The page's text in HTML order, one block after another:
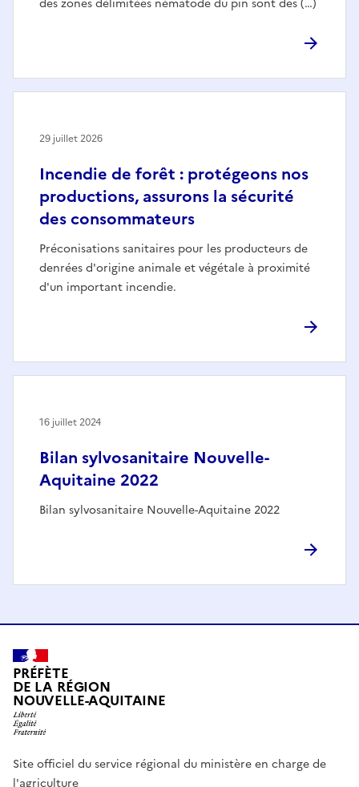
des zones délimitées nématode du pin sont des (…)
Incendie de forêt : protégeons nos
productions, assurons la sécurité
des consommateurs
Préconisations sanitaires pour les producteurs de
denrées d'origine animale et végétale à proximité
d'un important incendie.
29 juillet 2026
Bilan sylvosanitaire Nouvelle-
Aquitaine 2022
Bilan sylvosanitaire Nouvelle-Aquitaine 2022
16 juillet 2024
PRÉFÈTE
DE LA RÉGION
NOUVELLE-AQUITAINE
Site officiel du service régional du ministère en charge de
l'agriculture